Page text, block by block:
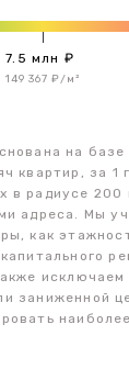
7.5 млн ₽
149 367 ₽/м²
на базе
квартир, за 1
в радиусе 200
адреса. Мы
как
исключаем
заниженной